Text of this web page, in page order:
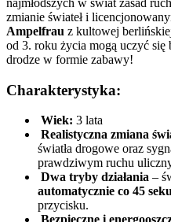
zmianie świateł i
Ampelfrau z kultowej
od 3. roku życia mogą uczyć się
drodze w formie zabawy!
Charakterystyka:
Wiek: 3 lata
Realistyczna zmiana
światła drogowe oraz
prawdziwym ruchu
Dwa tryby działania –
automatycznie co 45
przycisku.